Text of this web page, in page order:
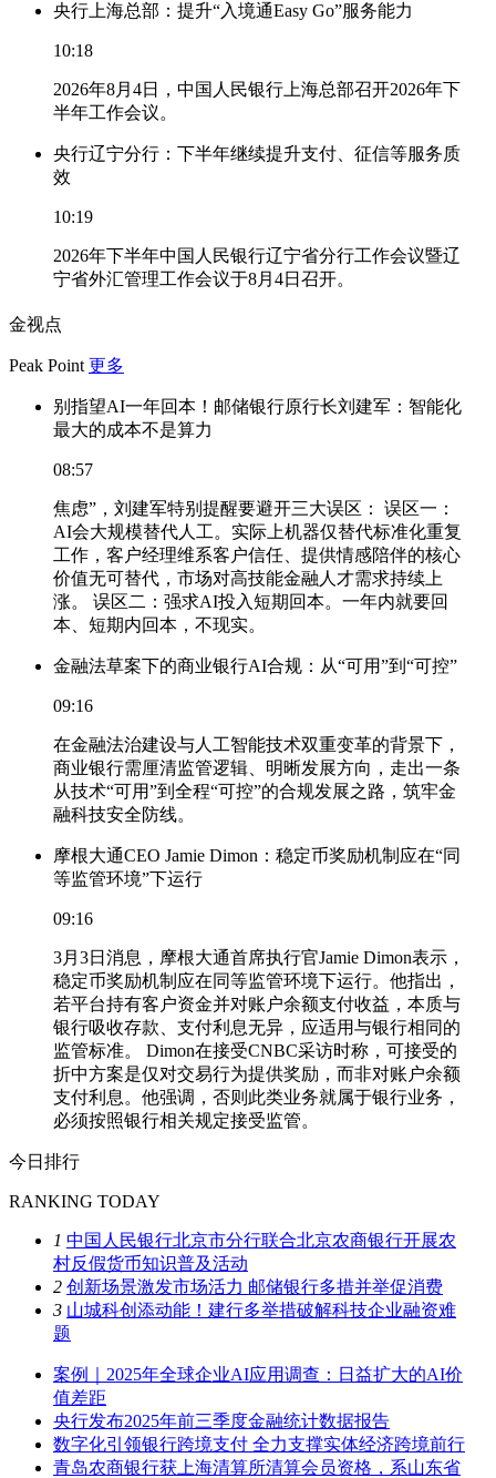
央行上海总部：提升“入境通Easy Go”服务能力
10:18
2026年8月4日，中国人民银行上海总部召开2026年下
半年工作会议。
央行辽宁分行：下半年继续提升支付、征信等服务质
效
10:19
2026年下半年中国人民银行辽宁省分行工作会议暨辽
宁省外汇管理工作会议于8月4日召开。
金视点
Peak Point 更多
别指望AI一年回本！邮储银行原行长刘建军：智能化
最大的成本不是算力
08:57
焦虑”，刘建军特别提醒要避开三大误区： 误区一：
AI会大规模替代人工。实际上机器仅替代标准化重复
工作，客户经理维系客户信任、提供情感陪伴的核心
价值无可替代，市场对高技能金融人才需求持续上
涨。 误区二：强求AI投入短期回本。一年内就要回
本、短期内回本，不现实。
金融法草案下的商业银行AI合规：从“可用”到“可控”
09:16
在金融法治建设与人工智能技术双重变革的背景下，
商业银行需厘清监管逻辑、明晰发展方向，走出一条
从技术“可用”到全程“可控”的合规发展之路，筑牢金
融科技安全防线。
摩根大通CEO Jamie Dimon：稳定币奖励机制应在“同
等监管环境”下运行
09:16
3月3日消息，摩根大通首席执行官Jamie Dimon表示，
稳定币奖励机制应在同等监管环境下运行。他指出，
若平台持有客户资金并对账户余额支付收益，本质与
银行吸收存款、支付利息无异，应适用与银行相同的
监管标准。 Dimon在接受CNBC采访时称，可接受的
折中方案是仅对交易行为提供奖励，而非对账户余额
支付利息。他强调，否则此类业务就属于银行业务，
必须按照银行相关规定接受监管。
今日排行
RANKING TODAY
1 中国人民银行北京市分行联合北京农商银行开展农
村反假货币知识普及活动
2 创新场景激发市场活力 邮储银行多措并举促消费
3 山城科创添动能！建行多举措破解科技企业融资难
题
案例｜2025年全球企业AI应用调查：日益扩大的AI价
值差距
央行发布2025年前三季度金融统计数据报告
数字化引领银行跨境支付 全力支撑实体经济跨境前行
青岛农商银行获上海清算所清算会员资格，系山东省